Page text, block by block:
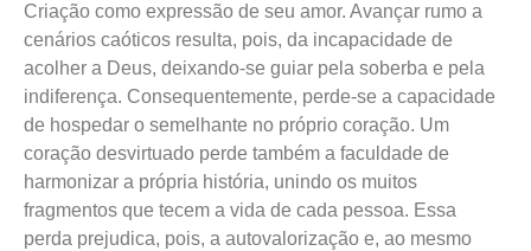
Criação como expressão de seu amor. Avançar rumo a
cenários caóticos resulta, pois, da incapacidade de
acolher a Deus, deixando-se guiar pela soberba e pela
indiferença. Consequentemente, perde-se a capacidade
de hospedar o semelhante no próprio coração. Um
coração desvirtuado perde também a faculdade de
harmonizar a própria história, unindo os muitos
fragmentos que tecem a vida de cada pessoa. Essa
perda prejudica, pois, a autovalorização e, ao mesmo